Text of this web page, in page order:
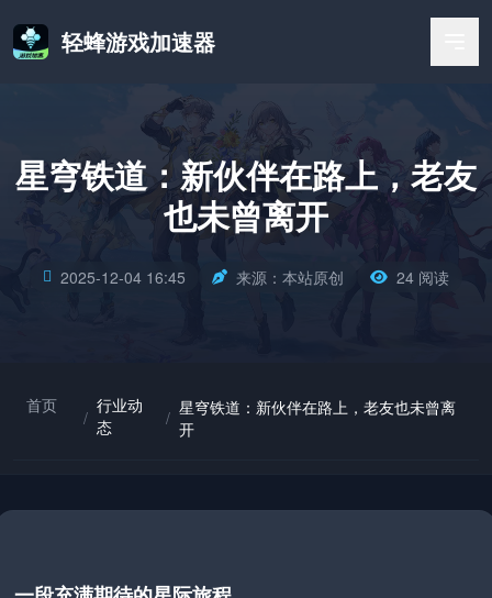
轻蜂游戏加速器
星穹铁道：新伙伴在路上，老友
也未曾离开
2025-12-04 16:45 来源：本站原创 24 阅读
首页
/
行业动
态
/ 星穹铁道：新伙伴在路上，老友也未曾离
开